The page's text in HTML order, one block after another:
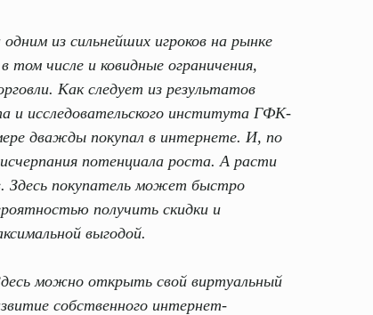
из сильнейших игроков на рынке
том числе и ковидные ограничения,
Как следует из результатов
и исследовательского института ГФК-
дважды покупал в интернете. И, по
потенциала роста. А расти
Здесь покупатель может быстро
получить скидки и
выгодой.
можно открыть свой виртуальный
собственного интернет-